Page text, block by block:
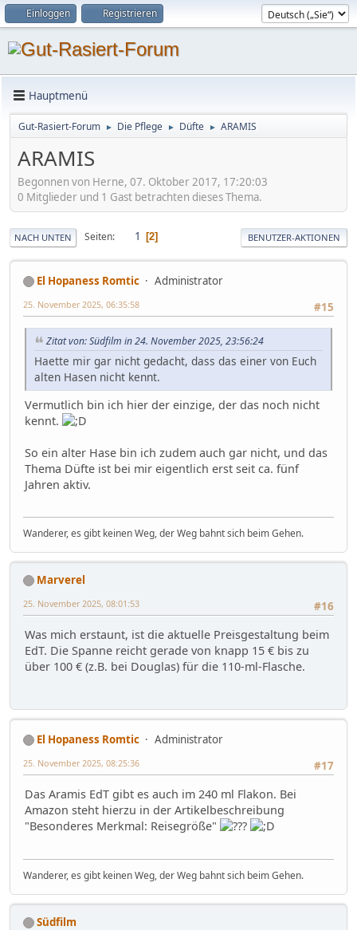
Einloggen Registrieren
Hauptmenü
Gut-Rasiert-Forum ► Die Pflege ► Düfte ► ARAMIS
ARAMIS
Begonnen von Herne, 07. Oktober 2017, 17:20:03
0 Mitglieder und 1 Gast betrachten dieses Thema.
NACH UNTEN Seiten 1 2 BENUTZER-AKTIONEN
El Hopaness Romtic
Administrator
#15
25. November 2025, 06:35:58
Zitat von: Südfilm in 24. November 2025, 23:56:24
Haette mir gar nicht gedacht, dass das einer von Euch
alten Hasen nicht kennt.
Vermutlich bin ich hier der einzige, der das noch nicht
kennt.
So ein alter Hase bin ich zudem auch gar nicht, und das
Thema Düfte ist bei mir eigentlich erst seit ca. fünf
Jahren aktiv.
Wanderer, es gibt keinen Weg, der Weg bahnt sich beim Gehen.
Marverel
#16
25. November 2025, 08:01:53
Was mich erstaunt, ist die aktuelle Preisgestaltung beim
EdT. Die Spanne reicht gerade von knapp 15 € bis zu
über 100 € (z.B. bei Douglas) für die 110-ml-Flasche.
El Hopaness Romtic
Administrator
#17
25. November 2025, 08:25:36
Das Aramis EdT gibt es auch im 240 ml Flakon. Bei
Amazon steht hierzu in der Artikelbeschreibung
"Besonderes Merkmal: Reisegröße"
Wanderer, es gibt keinen Weg, der Weg bahnt sich beim Gehen.
Südfilm